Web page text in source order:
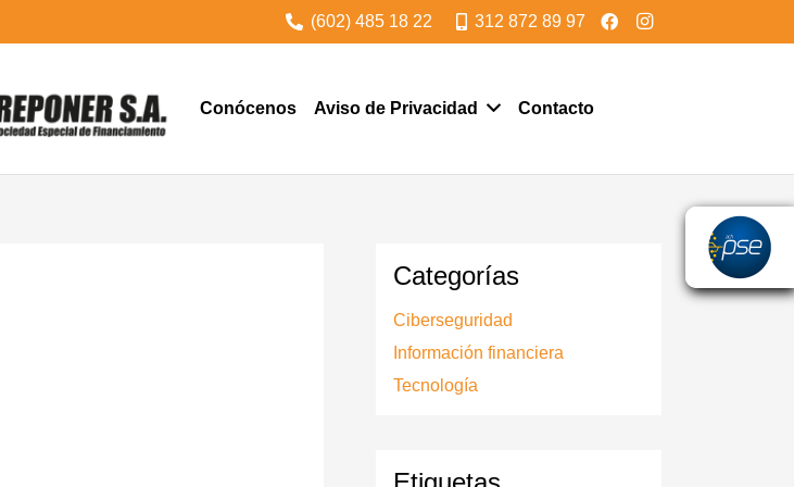
(602) 485 18 22 312 872 89 97
Conócenos Aviso de Privacidad Contacto
Categorías
Ciberseguridad
Información financiera
Tecnología